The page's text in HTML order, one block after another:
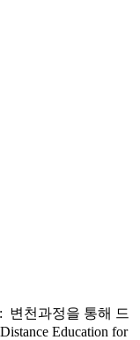
변천과정을 통해 드
Education for